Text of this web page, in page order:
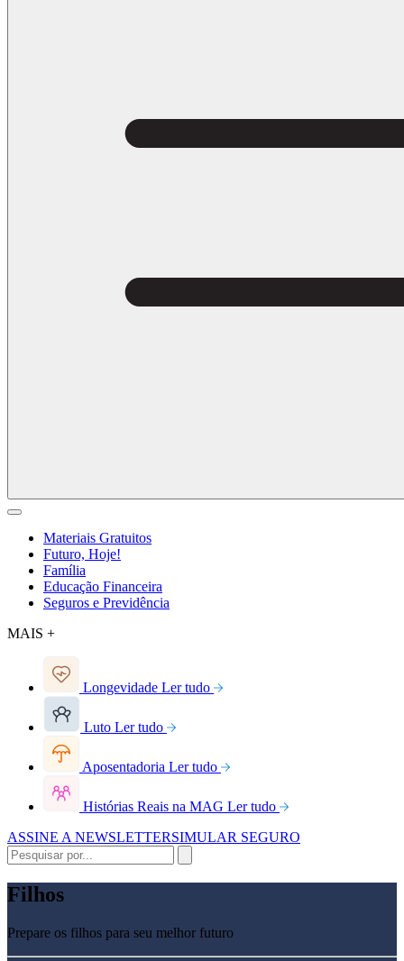
Materiais Gratuitos
Futuro, Hoje!
Família
Educação Financeira
Seguros e Previdência
MAIS +
Longevidade Ler tudo
Luto Ler tudo
Aposentadoria Ler tudo
Histórias Reais na MAG Ler tudo
ASSINE A NEWSLETTERSIMULAR SEGURO
Filhos
Prepare os filhos para seu melhor futuro